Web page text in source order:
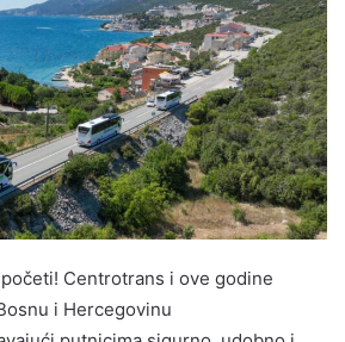
Centrotrans i ove godine
i Hercegovinu